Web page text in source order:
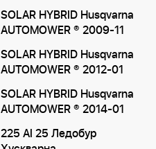
SOLAR HYBRID Husqvarna
AUTOMOWER ® 2009-11
SOLAR HYBRID Husqvarna
AUTOMOWER ® 2012-01
SOLAR HYBRID Husqvarna
AUTOMOWER ® 2014-01
225 AI 25 Ледобур